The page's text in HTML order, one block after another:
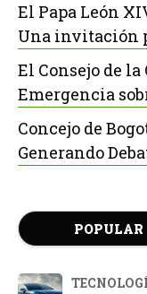
El Papa León
Una invitación
El Consejo de
Emergencia
Concejo de
Generando
POPULAR